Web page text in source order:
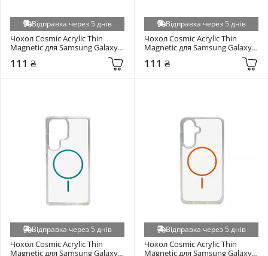
Відправка через 5 днів
Чохол Cosmic Acrylic Thin
Magnetic для Samsung Galaxy
111 ₴
Відправка через 5 днів
Чохол Cosmic Acrylic Thin
Magnetic для Samsung Galaxy
111 ₴
Відправка через 5 днів
Чохол Cosmic Acrylic Thin
Magnetic для Samsung Galaxy
Відправка через 5 днів
Чохол Cosmic Acrylic Thin
Magnetic для Samsung Galaxy